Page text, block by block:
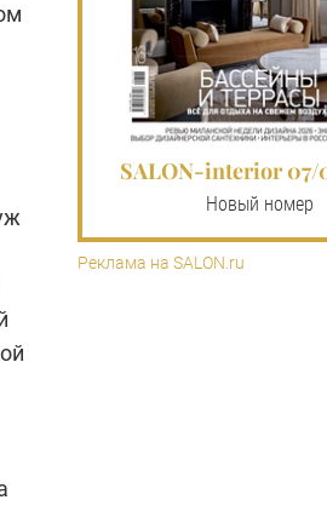
SALON-interior 07/
Новый номер
Реклама на SALON.ru